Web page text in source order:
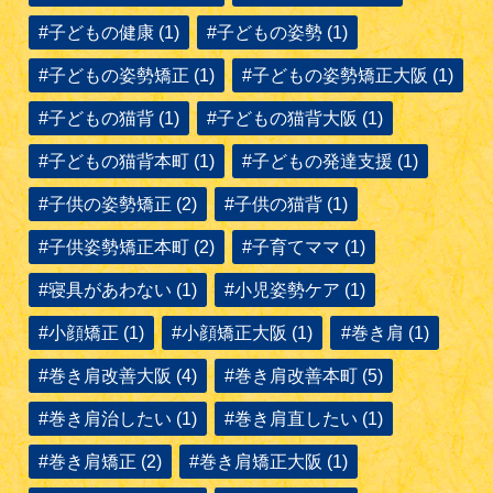
#子どもの健康 (1) #子どもの姿勢 (1)
#子どもの姿勢矯正 (1) #子どもの姿勢矯正大阪 (1)
#子どもの猫背 (1) #子どもの猫背大阪 (1)
#子どもの猫背本町 (1) #子どもの発達支援 (1)
#子供の姿勢矯正 (2) #子供の猫背 (1)
#子供姿勢矯正本町 (2) #子育てママ (1)
#寝具があわない (1) #小児姿勢ケア (1)
#小顔矯正 (1) #小顔矯正大阪 (1) #巻き肩 (1)
#巻き肩改善大阪 (4) #巻き肩改善本町 (5)
#巻き肩治したい (1) #巻き肩直したい (1)
#巻き肩矯正 (2) #巻き肩矯正大阪 (1)